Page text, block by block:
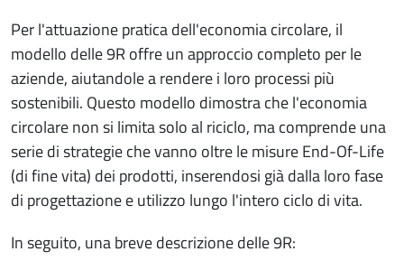
Per l'attuazione pratica dell'economia circolare, il
modello delle 9R offre un approccio completo per le
aziende, aiutandole a rendere i loro processi più
sostenibili. Questo modello dimostra che l'economia
circolare non si limita solo al riciclo, ma comprende una
serie di strategie che vanno oltre le misure End-Of-Life
(di fine vita) dei prodotti, inserendosi già dalla loro fase
di progettazione e utilizzo lungo l'intero ciclo di vita.
In seguito, una breve descrizione delle 9R: